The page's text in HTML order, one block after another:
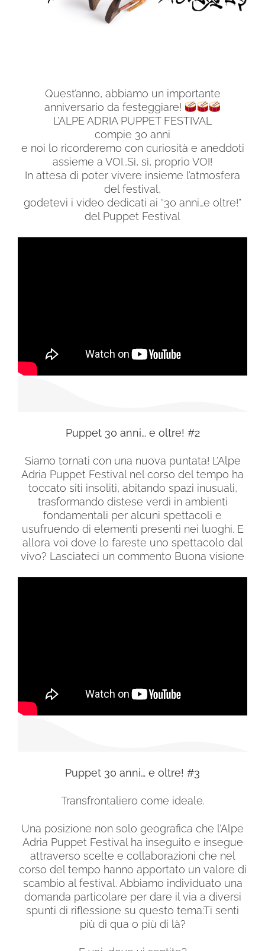
Quest’anno, abbiamo un importante
anniversario da festeggiare!
L’ALPE ADRIA PUPPET FESTIVAL
compie 30 anni
e noi lo ricorderemo con curiosità e aneddoti
assieme a VOI…Sì, sì, proprio VOI!
In attesa di poter vivere insieme l’atmosfera
del festival,
godetevi i video dedicati ai “30 anni…e oltre!”
del Puppet Festival
Puppet 30 anni… e oltre! #2
Siamo tornati con una nuova puntata! L’Alpe
Adria Puppet Festival nel corso del tempo ha
toccato siti insoliti, abitando spazi inusuali,
trasformando distese verdi in ambienti
fondamentali per alcuni spettacoli e
usufruendo di elementi presenti nei luoghi. E
allora voi dove lo fareste uno spettacolo dal
vivo? Lasciateci un commento Buona visione
Puppet 30 anni… e oltre! #3
Transfrontaliero come ideale.
Una posizione non solo geografica che l’Alpe
Adria Puppet Festival ha inseguito e insegue
attraverso scelte e collaborazioni che nel
corso del tempo hanno apportato un valore di
scambio al festival. Abbiamo individuato una
domanda particolare per dare il via a diversi
spunti di riflessione su questo tema:Ti senti
più di qua o più di là?